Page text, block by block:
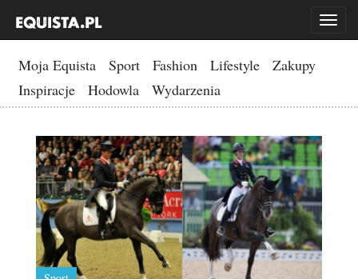
Toggle
Moja Equista Sport Fashion Lifestyle
Zakupy
Inspiracje
Hodowla Wydarzenia